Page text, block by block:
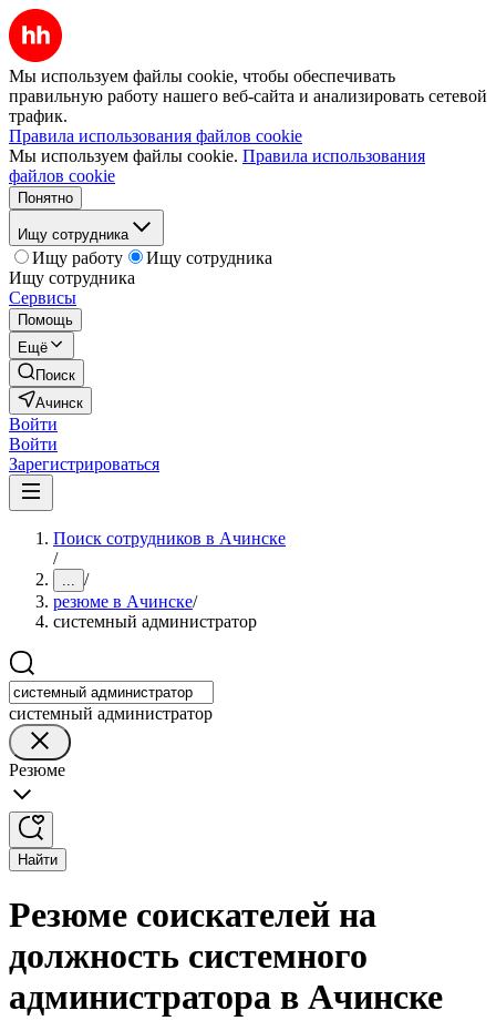
Мы используем файлы cookie, чтобы обеспечивать
правильную работу нашего веб-сайта и анализировать сетевой
трафик.
Правила использования файлов cookie
Мы используем файлы cookie. Правила использования
файлов cookie
Понятно
Ищу сотрудника
Ищу работу
Ищу сотрудника
Ищу сотрудника
Сервисы
Помощь
Ещё
Поиск
Ачинск
Войти
Войти
Зарегистрироваться
Поиск сотрудников в Ачинске
/
... /
резюме в Ачинске/
системный администратор
системный администратор
Резюме
Найти
Резюме соискателей на
должность системного
администратора в Ачинске